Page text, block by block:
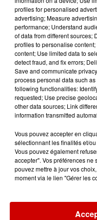
11h51
À LA
Jeux
Le
pour
profiles for personalised
advertising; Measure
performance; Understand
of data from different sources;
profiles to personalise
content; Use limited data to
detect fraud, and fix errors;
Save and communicate
process personal data such
following functionalities:
requested; Use precise
other data sources; Link
information transmitted
Vous pouvez accepter en
sélectionnant les finalités et/
Vous pouvez également
accepter". Vos préférences
pouvez mettre à jour vos
moment via le lien "Gérer les